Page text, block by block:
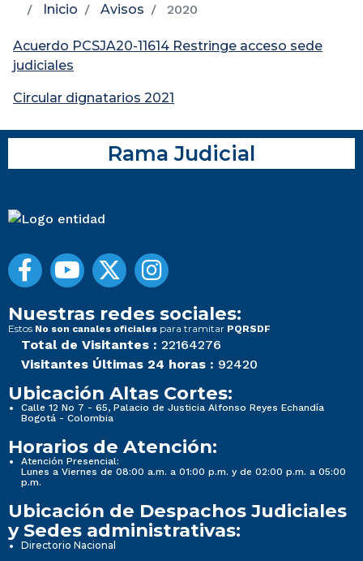
Inicio
Avisos 2020
Acuerdo PCSJA20-11614 Restringe acceso sede
judiciales
Circular dignatarios 2021
Rama Judicial
Nuestras redes sociales:
Estos No son canales oficiales para tramitar PQRSDF
Total de Visitantes : 22164276
Visitantes Últimas 24 horas : 92420
Ubicación Altas Cortes:
Calle 12 No 7 - 65, Palacio de Justicia Alfonso Reyes Echandía
Bogotá - Colombia
Horarios de Atención:
Atención Presencial:
Lunes a Viernes de 08:00 a.m. a 01:00 p.m. y de 02:00 p.m. a 05:00
p.m.
Ubicación de Despachos Judiciales
y Sedes administrativas:
Directorio Nacional